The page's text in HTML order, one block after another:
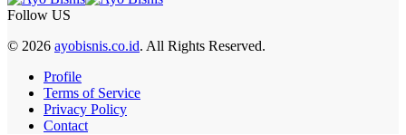
Follow US
© 2026 ayobisnis.co.id. All Rights Reserved.
Profile
Terms of Service
Privacy Policy
Contact